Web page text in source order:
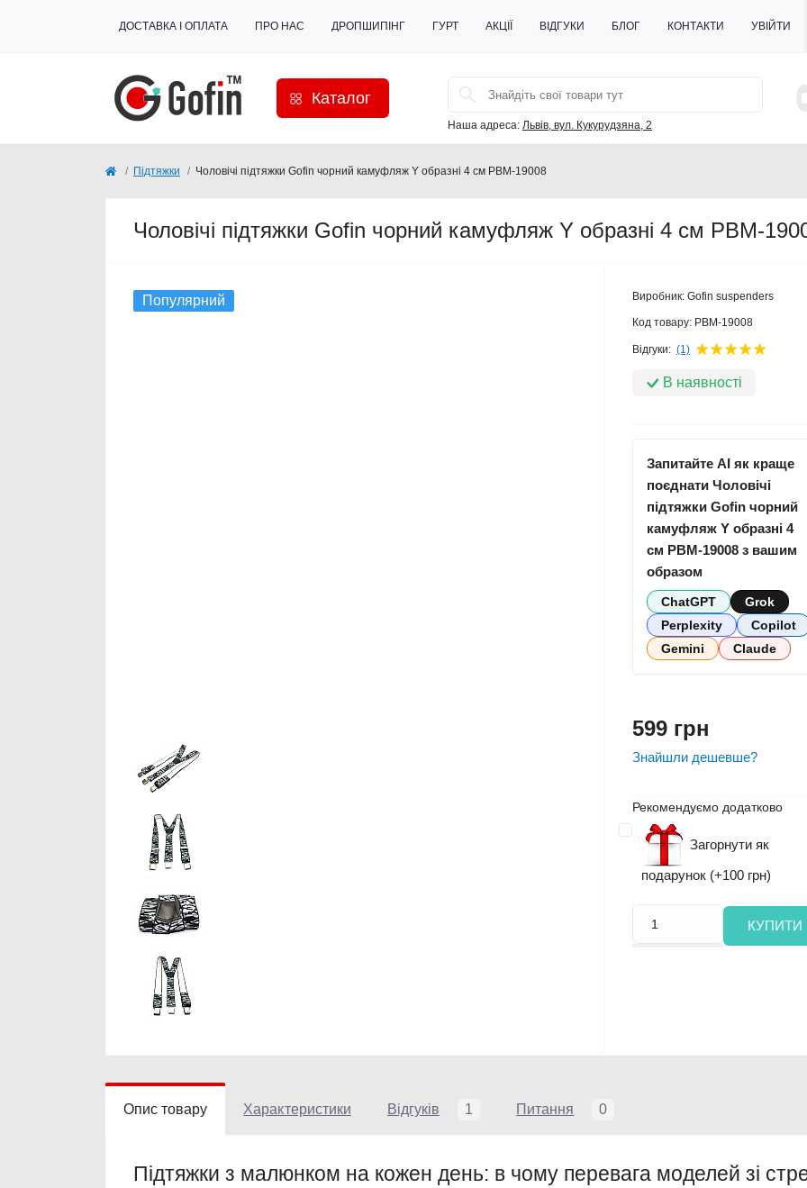
ДОСТАВКА І ОПЛАТА ПРО НАС ДРОПШИПІНГ ГУРТ АКЦІЇ ВІДГУКИ БЛОГ КОНТАКТИ УВІЙТИ
Каталог
Наша адреса: Львів, вул. Кукурудзяна, 2
Підтяжки Чоловічі підтяжки Gofin чорний камуфляж Y образні 4 см PBM-19008
Чоловічі підтяжки Gofin чорний камуфляж Y образні 4 см PBM-
Популярний Виробник: Gofin suspenders
Код товару: PBM-19008
Відгуки: (1)
В наявності
Запитайте AI як краще
поєднати Чоловічі
підтяжки Gofin чорний
камуфляж Y образні 4
см PBM-19008 з вашим
образом
ChatGPT
Grok
Perplexity
Copilot
Gemini
Claude
599 грн
Знайшли дешевше?
Рекомендуємо додатково
Загорнути як
подарунок (+100 грн)
КУПИТИ
Опис товару Характеристики Відгуків 1 Питання 0
Підтяжки з малюнком на кожен день: в чому перевага моделей зі